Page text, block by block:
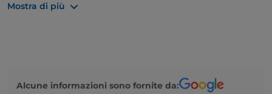
Seconda Guerra Mondiale quando entrò in crisi la
creato un bar, gestito dal Cavaliere della repubblica
Mostra di più
Alcune informazioni sono fornite da: